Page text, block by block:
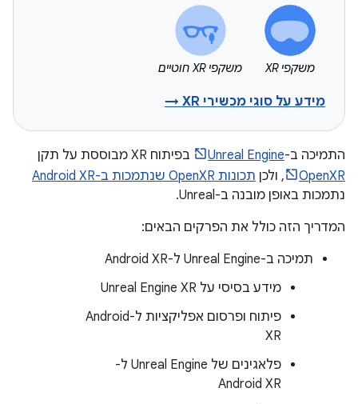
משקפי XR משקפי XR חוטיים
מידע על סוגי מכשירי XR →
התמיכה ב-Unreal Engine
בפיתוח XR מבוססת על תקן
OpenXR
, ולכן תכונות OpenXR שנתמכות ב-Android XR
נתמכות באופן מובנה ב-Unreal.
המדריך הזה כולל את הפרקים הבאים:
תמיכה ב-Unreal Engine ל-Android XR
מידע בסיסי על Unreal Engine XR
פיתוח ופרסום אפליקציות ל-Android
XR
פלאגינים של Unreal Engine ל-
Android XR